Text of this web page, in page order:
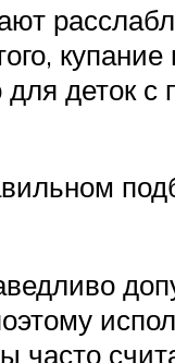
купание
деток
часто